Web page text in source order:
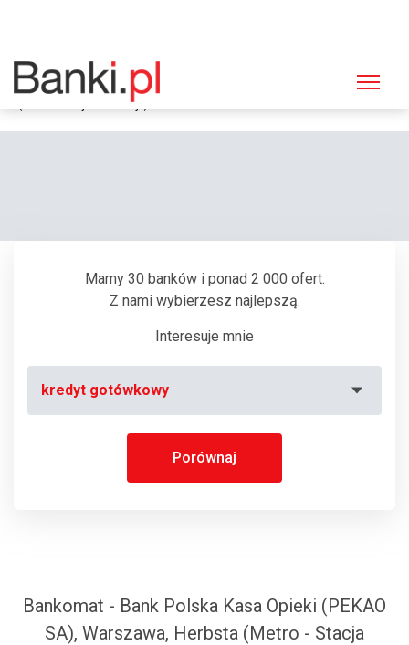
Strona główna
Bankomat Bank Polska Kasa Opieki (PEKAO SA), Warszawa, Herbsta
(Metro - Stacja "Stokłosy")
Mamy 30 banków i ponad 2 000 ofert.
Z nami wybierzesz najlepszą.
Interesuje mnie
kredyt gotówkowy
Porównaj
Bankomat - Bank Polska Kasa Opieki (PEKAO
SA), Warszawa, Herbsta (Metro - Stacja